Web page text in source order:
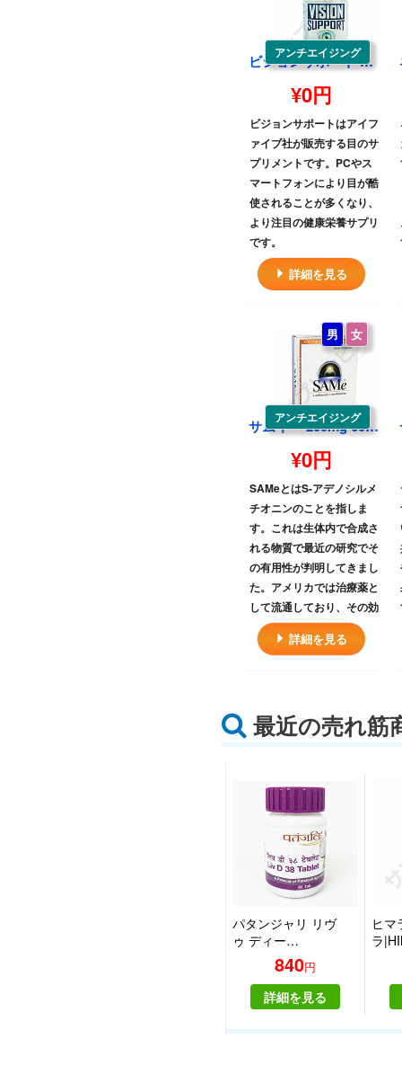
アンチエイジングビジョンサポート 60錠 1本 | (EyeFive)VisionSupport 60tablets one
¥0円
ビジョンサポートはアイフ
ァイブ社が販売する目のサ
プリメントです。PCやス
マートフォンにより目が酷
使されることが多くなり、
より注目の健康栄養サプリ
です。
詳細を見る
アンチエイジング
男 女
サムイー 200mg 60錠 1 box | SAMe 200mg 60tablets 1 box
¥0円
SAMeとはS-アデノシルメ
チオニンのことを指しま
す。これは生体内で合成さ
れる物質で最近の研究でそ
の有用性が判明してきまし
た。アメリカでは治療薬と
して流通しており、その効
果はうつ病やアルツハイマ
ー、変形性関節症などに効
のあらゆる化合物の生成に
数々の症状の治療に使われ
ており、その効果がは幅広
くそして高い効果を持つこ
とが報告されています。
SAMeはうつ病や老化など
の健康状態の低下によって
減少していく傾向にあり、
それを補うことで治療効果
を発揮します。その対象は
幅広く、心臓病などの内臓
系の異常や関節痛などの痛
み、そして疲労などの症状
詳細を見る
最近の売れ筋
パタンジャリ リヴ
ゥ ディー…
840円
詳細を見る
ヒマ
ラ